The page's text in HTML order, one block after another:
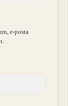
e-posta